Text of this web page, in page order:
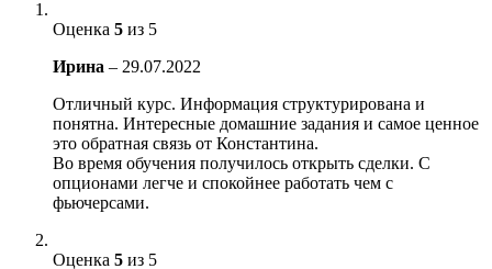
Оценка 5 из 5
Ирина – 29.07.2022
Отличный курс. Информация структурирована и
понятна. Интересные домашние задания и самое ценное
это обратная связь от Константина.
Во время обучения получилось открыть сделки. С
опционами легче и спокойнее работать чем с
фьючерсами.
Оценка 5 из 5